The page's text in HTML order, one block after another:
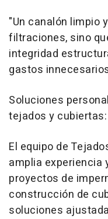
"Un canalón limpio
filtraciones, sino
integridad
gastos
Soluciones
tejados y
El equipo de
amplia experiencia
proyectos de
construcción de
soluciones